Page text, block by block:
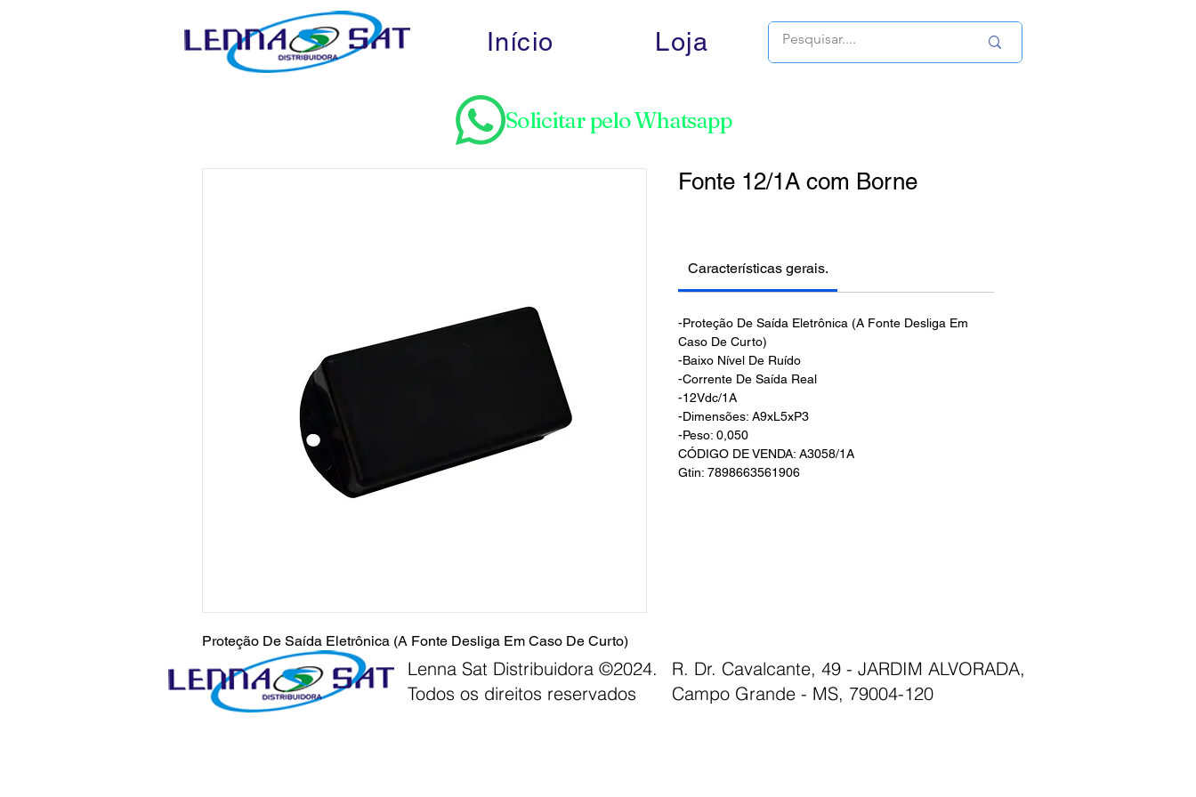
Início Loja
Solicitar pelo Whatsapp
Proteção De Saída Eletrônica (A Fonte Desliga Em Caso De Curto)
Fonte 12/1A com Borne
Características gerais.
-Proteção De Saída Eletrônica (A Fonte Desliga Em
Caso De Curto)
-Baixo Nível De Ruído
-Corrente De Saída Real
-12Vdc/1A
-Dimensões: A9xL5xP3
-Peso: 0,050
CÓDIGO DE VENDA: A3058/1A
Gtin: 7898663561906
Lenna Sat Distribuidora ©2024.
Todos os direitos reservados
R. Dr. Cavalcante, 49 - JARDIM ALVORADA,
Campo Grande - MS, 79004-120